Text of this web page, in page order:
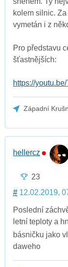
kolem silnic.
vymetán i z
Pro představu
šťastnějších:
https://
Západní
hellercz
23
# 12.02.2019,
Poslední
letní teploty a
básničku jako
daweho